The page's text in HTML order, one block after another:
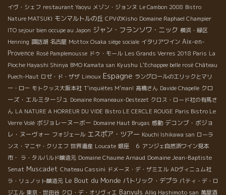
イヴ・シェフ restaurant Yaoyu メゾン・ジョンヌ Le Cambon 2008 Bistro
Nature MATSUKI モンマルトルの丘 CPVのKisho Domaine Raphael Champier
ITO sejour bien occupe au Japon ジャン・フランソワ・ニック 横浜・緑区
Henning 諏訪湖 名古屋 Mottox Osaka siège sociale イタリアワイン Aix-en-
Provence Rosé Pamplemousse ドゥ・モール Les Grands Verres 2018 Paris La
Pioche Hayashi Shinya BMO Kamata san Kyushu L'Echappee belle rosé Château
Puech-Haut ロゼ・ド・ザザ Limoux Espagne ラングロールのエリックとマリ
ー・ロー モトクッス大阪本社 T'inquiètes M'man! 高橋さん Davide Chapelle クロ
ーズ・エルミタージュ Domaine Romaneaux-Destezet クロス・ロード社の有馬さ
ん LA NATURE A HORREUR DU VIDE Bistro LE CERCLE ROUGE Paris Bistro Le
Verre Volé ボジョレーヌーボー Domaine Haut Brugas 感動 デコンブ・ボジョ
レ・ヌーヴォー フォジェール エスポア・ツアー Kouchi Ishikawa san ローラ
ンス・マニヤ・クリエフ 世界遺産 Loucate 銀座 ６ アンジェ自然派ワイン見本
市・ ラ・タルバルド醸造元 Domaine Chaume Arnaud Domaine Jean-Baptiste
Senat Muscadet Chateau Cassini ドメーヌ・デ・ザミエル ADヴィニュム社
ラ・リュノット醸造元 Le Bout du Monde パトリック・デプラ パティ・デ・ロ
ジエル 東京・世田谷 クロ・デ・オリヴィエ Banyuls Alliq Hashimoto san 萬屋酒